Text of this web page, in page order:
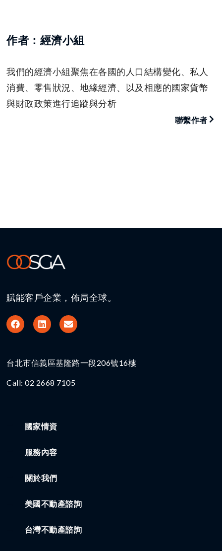
作者：經濟小組
我們的經濟小組聚焦在各國的人口結構變化、私人
消費、零售狀況、地緣經濟、以及相應的國家貨幣
與財政政策進行追蹤與分析
聯繫作者
賦能客戶企業，佈局全球。
台北市信義區基隆路一段206號16樓​
Call: 02 2668 7105
國家情資
服務內容
關於我們
美國不動產諮詢
台灣不動產諮詢